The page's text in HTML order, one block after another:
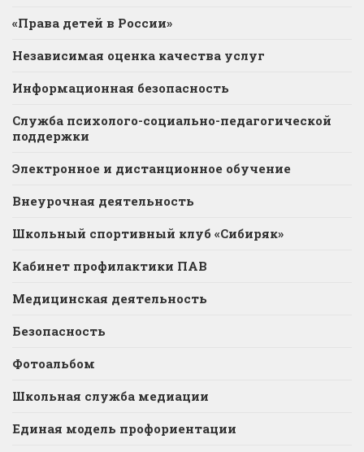
«Права детей в России»
Независимая оценка качества услуг
Информационная безопасность
Служба психолого-социально-педагогической
поддержки
Электронное и дистанционное обучение
Внеурочная деятельность
Школьный спортивный клуб «Сибиряк»
Кабинет профилактики ПАВ
Медицинская деятельность
Безопасность
Фотоальбом
Школьная служба медиации
Единая модель профориентации